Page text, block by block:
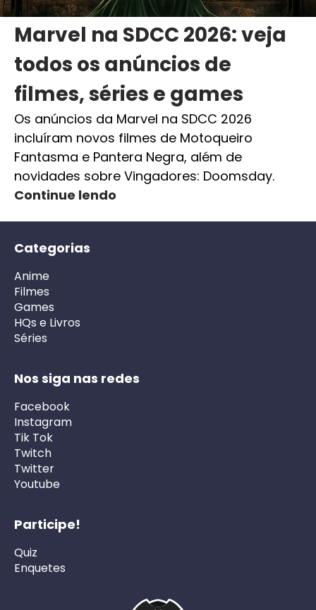
Marvel na SDCC 2026: veja
todos os anúncios de
filmes, séries e games
Os anúncios da Marvel na SDCC 2026
incluíram novos filmes de Motoqueiro
Fantasma e Pantera Negra, além de
novidades sobre Vingadores: Doomsday.
Continue lendo
Categorias
Anime
Filmes
Games
HQs e Livros
Séries
Nos siga nas redes
Facebook
Instagram
Tik Tok
Twitch
Twitter
Youtube
Participe!
Quiz
Enquetes